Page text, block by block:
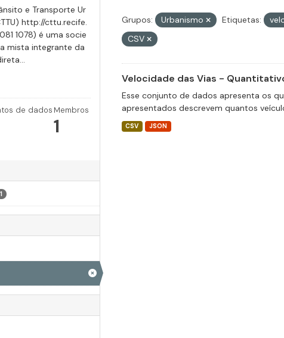
e Transporte Ur
http://cttu.recife.
1078) é uma socie
mista integrante da
de dados Membros
1
1
Grupos: Urbanismo Etiquetas:
CSV
Velocidade das Vias -
Esse conjunto de dados apresenta os
apresentados descrevem quantos
CSV JSON